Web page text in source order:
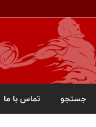
جستجو تماس با ما